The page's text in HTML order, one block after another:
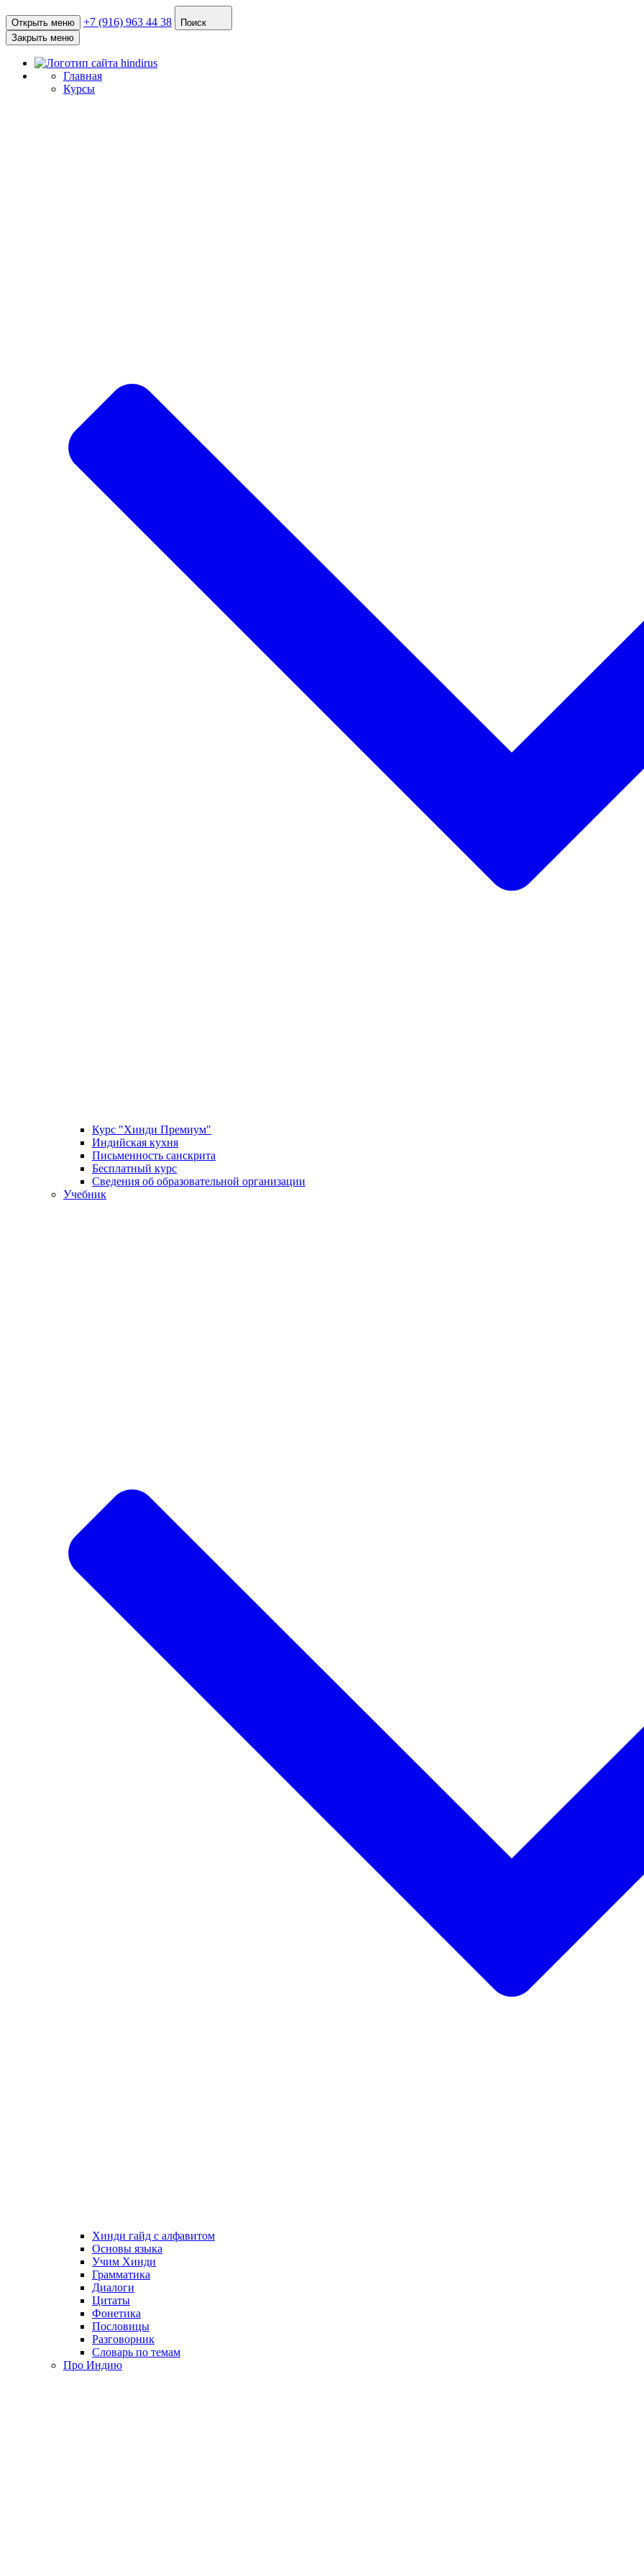
Открыть меню +7 (916) 963 44 38
Поиск
Закрыть меню
Главная
Курсы
Курс "Хинди Премиум"
Индийская кухня
Письменность санскрита
Бесплатный курс
Сведения об образовательной организации
Учебник
Хинди гайд с алфавитом
Основы языка
Учим Хинди
Грамматика
Диалоги
Цитаты
Фонетика
Пословицы
Разговорник
Словарь по темам
Про Индию